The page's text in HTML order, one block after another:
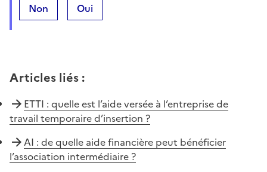
Non Oui
Articles liés :
ETTI : quelle est l’aide versée à l’entreprise de
travail temporaire d’insertion ?
AI : de quelle aide financière peut bénéficier
l’association intermédiaire ?